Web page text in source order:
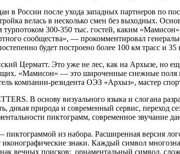
России после ухода западных партнеров по
велась в несколько смен без выходных.
300-350 тыс. гостей, каким
сообщества», — прокомментировал
будет построено более 100 км трасс и 35
Церматт. Это уже не лес, как на Архызе, но
«Мамисон» — это широченные снежные поля
компании-резидента ОЭЗ «Архыз», мастер
В основу визуального языка и слогана
дикая природа и современный сервис, переход
пиктограмм, современное звучание
из набора. Расширенная версия
знаки. Каждый символ
вечных поисков; орнаментальный символ,